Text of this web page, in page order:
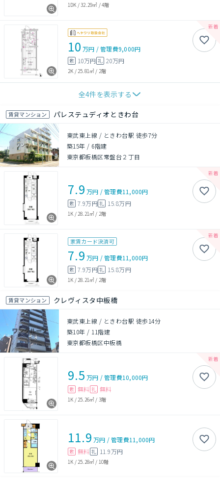
1DK /32.29㎡ /4階
10 万円 /管理費9,000円
敷 10万円 礼 20万円
2K /25.81㎡ / 2階
全4件を表示する
賃貸マンション パレステュディオときわ台
東武東上線 / ときわ台駅 徒歩7分
築15年 / 6階建
東京都板橋区常盤台２丁目
7.9 万円 /管理費11,000円
敷 7.9万円礼 15.8万円
1K / 28.21㎡ / 2階
家賃カード決済可
7.9 万円 /管理費11,000円
敷 7.9万円礼 15.8万円
1K /28.21㎡ / 2階
賃貸マンション クレヴィスタ中板橋
東武東上線 / ときわ台駅 徒歩14分
築10年 / 11階建
東京都板橋区中板橋
9.5 万円 /管理費10,000円
敷 無料 礼 無料
1K / 25.26㎡ / 3階
11.9 万円 /管理費11,000円
敷 無料 礼 11.9万円
1K / 25.28㎡ / 10階